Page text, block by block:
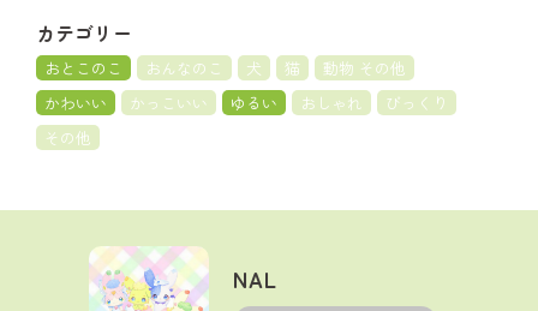
カテゴリー
おとこのこ おんなのこ 犬 猫
動物 その他
かわいい
かっこいい ゆるい おしゃれ
びっくり
その他
NAL